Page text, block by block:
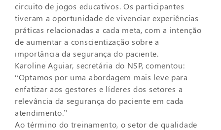
circuito de jogos educativos. Os participantes
tiveram a oportunidade de vivenciar experiências
práticas relacionadas a cada meta, com a intenção
de aumentar a conscientização sobre a
importância da segurança do paciente.
Karoline Aguiar, secretária do NSP, comentou:
“Optamos por uma abordagem mais leve para
enfatizar aos gestores e líderes dos setores a
relevância da segurança do paciente em cada
atendimento.”
Ao término do treinamento, o setor de qualidade